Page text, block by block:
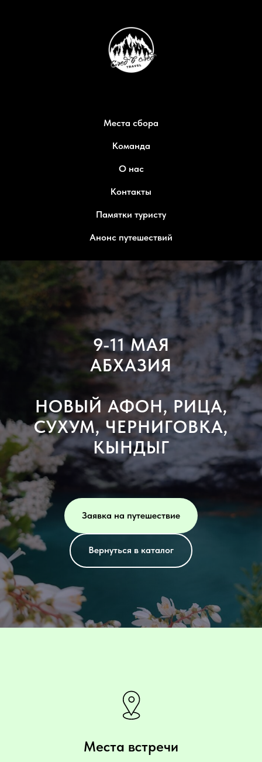
Места сбора
Команда
О нас
Контакты
Памятки туристу
Анонс путешествий
9-11 МАЯ
АБХАЗИЯ
НОВЫЙ АФОН, РИЦА,
СУХУМ, ЧЕРНИГОВКА,
КЫНДЫГ
Заявка на путешествие
Вернуться в каталог
Места встречи